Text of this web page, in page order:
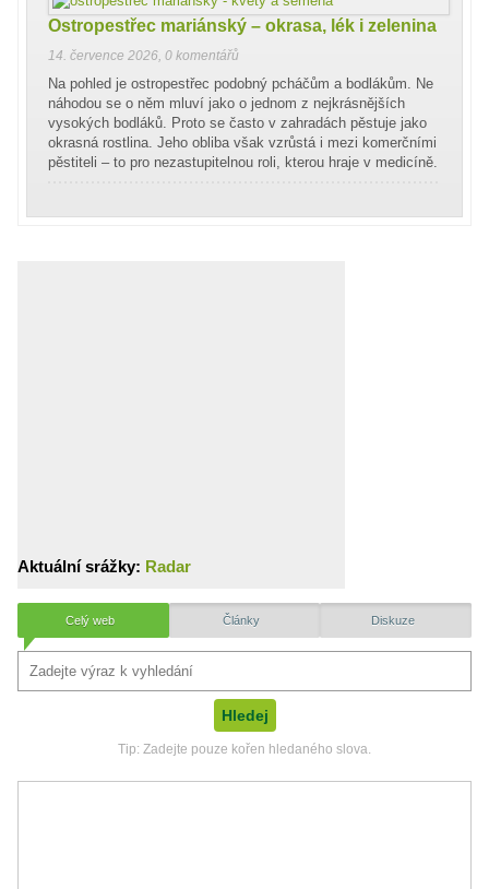
Ostropestřec mariánský – okrasa, lék i zelenina
14. července 2026, 0 komentářů
Na pohled je ostropestřec podobný pcháčům a bodlákům. Ne
náhodou se o něm mluví jako o jednom z nejkrásnějších
vysokých bodláků. Proto se často v zahradách pěstuje jako
okrasná rostlina. Jeho obliba však vzrůstá i mezi komerčními
pěstiteli – to pro nezastupitelnou roli, kterou hraje v medicíně.
Aktuální srážky: Radar
Celý web Články Diskuze
Tip: Zadejte pouze kořen hledaného slova.